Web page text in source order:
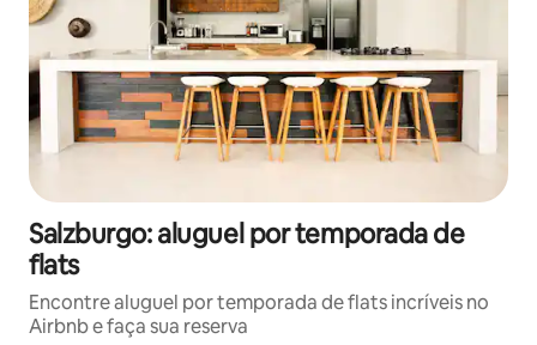
Salzburgo: aluguel por temporada de
flats
Encontre aluguel por temporada de flats incríveis no
Airbnb e faça sua reserva